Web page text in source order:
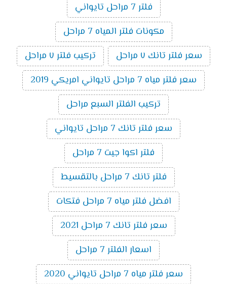
فلتر 7 مراحل تايواني
مكونات فلتر المياه 7 مراحل
سعر فلتر تانك ٧ مراحل
تركيب فلتر ٧ مراحل
سعر فلتر مياه 7 مراحل تايواني امريكي 2019
تركيب الفلتر السبع مراحل
سعر فلتر تانك 7 مراحل تايواني
فلتر اكوا جيت 7 مراحل
فلتر تانك 7 مراحل بالتقسيط
افضل فلتر مياه 7 مراحل فتكات
سعر فلتر تانك 7 مراحل 2021
اسعار الفلتر 7 مراحل
سعر فلتر مياه 7 مراحل تايواني 2020